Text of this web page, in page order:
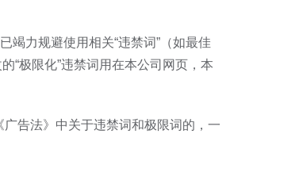
竭力规避使用相关“违禁词”（如最佳
“极限化”违禁词用在本公司网页，本
告法》中关于违禁词和极限词的，一